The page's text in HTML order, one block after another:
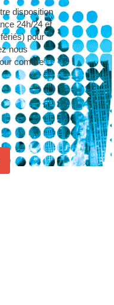
disposition
24h/24 et
pour
nous
comme